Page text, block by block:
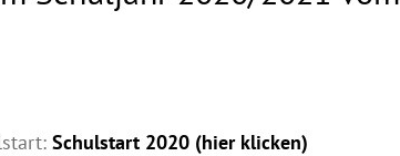
Schulstart 2020 (hier klicken)